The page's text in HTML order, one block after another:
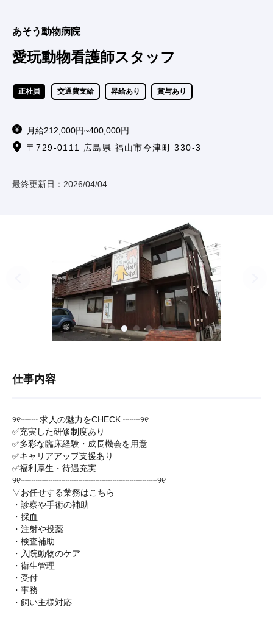
あそう動物病院
愛玩動物看護師スタッフ
正社員 交通費支給 昇給あり 賞与あり
月給212,000円~400,000円
〒729-0111 広島県 福山市今津町 330-3
最終更新日： 2026/04/04
仕事内容
୨୧┈┈ 求人の魅力をCHECK ┈┈୨୧
✅充実した研修制度あり
✅多彩な臨床経験・成長機会を用意
✅キャリアアップ支援あり
✅福利厚生・待遇充実
୨୧┈┈┈┈┈┈┈┈┈┈┈┈┈┈┈┈୨୧
▽お任せする業務はこちら
・診察や手術の補助
・採血
・注射や投薬
・検査補助
・入院動物のケア
・衛生管理
・受付
・事務
・飼い主様対応